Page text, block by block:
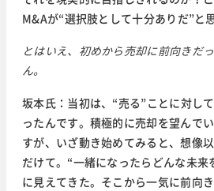
M&Aが“選択肢として十分ありだ”と
とはいえ、初めから売却に前向きだ
ん。
坂本氏：当初は、“売る”ことに対し
ったんです。積極的に売却を望んで
すが、いざ動き始めてみると、想像
だけて。“一緒になったらどんな未来
に見えてきた。そこから一気に前向